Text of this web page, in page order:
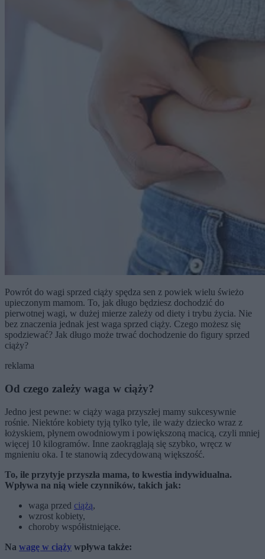
Powrót do wagi sprzed ciąży spędza sen z powiek wielu świeżo
upieczonym mamom. To, jak długo będziesz dochodzić do
pierwotnej wagi, w dużej mierze zależy od diety i trybu życia. Nie
bez znaczenia jednak jest waga sprzed ciąży. Czego możesz się
spodziewać? Jak długo może trwać dochodzenie do figury sprzed
ciąży?
reklama
Od czego zależy waga w ciąży?
Jedno jest pewne: w ciąży waga przyszłej mamy sukcesywnie
rośnie. Niektóre kobiety tyją tylko tyle, ile waży dziecko wraz z
łożyskiem, płynem owodniowym i powiększoną macicą, czyli mniej
więcej 10 kilogramów. Inne zaokrąglają się szybko, wręcz w
mgnieniu oka. I te stanowią zdecydowaną większość.
To, ile przytyje przyszła mama, to kwestia indywidualna.
Wpływa na nią wiele czynników, takich jak:
waga przed ciążą,
wzrost kobiety,
choroby współistniejące.
Na wagę w ciąży wpływa także: